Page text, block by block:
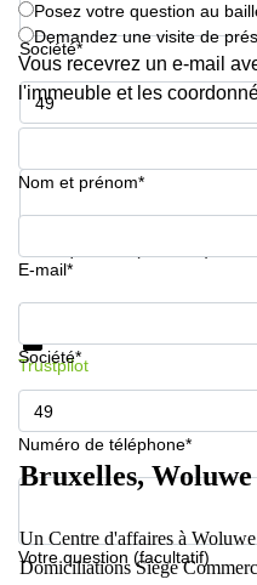
Société*
Numéro de téléphone*
Posez votre question au
Demandez une visite de
Vous recevrez un e-mail
l'immeuble et les
Nom et prénom*
E-mail*
Société*
Numéro de téléphone*
Votre question (facultatif)
Informations et prix
Trustpilot
Bruxelles, Woluwe
Un Centre d'affaires à
Domiciliations Siège